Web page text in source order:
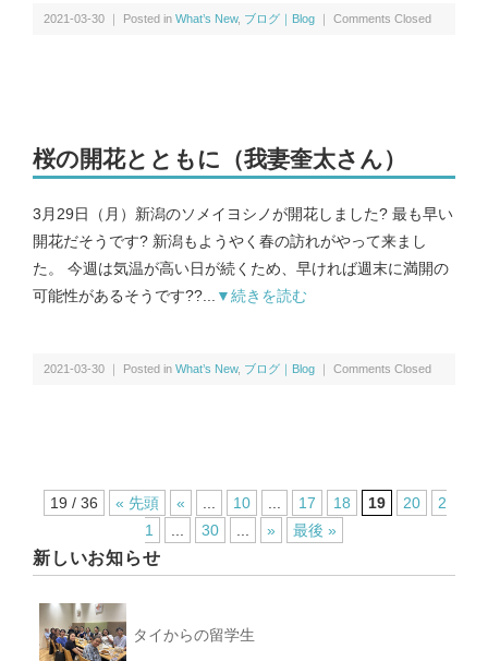
2021-03-30 ｜ Posted in What’s New, ブログ｜Blog ｜ Comments Closed
桜の開花とともに（我妻奎太さん）
3月29日（月）新潟のソメイヨシノが開花しました? 最も早い
開花だそうです? 新潟もようやく春の訪れがやって来まし
た。 今週は気温が高い日が続くため、早ければ週末に満開の
可能性があるそうです??...
▼続きを読む
2021-03-30 ｜ Posted in What’s New, ブログ｜Blog ｜ Comments Closed
19 / 36 « 先頭 « 10 17 18 19 20
2
1
30 » 最後 »
新しいお知らせ
タイからの留学生